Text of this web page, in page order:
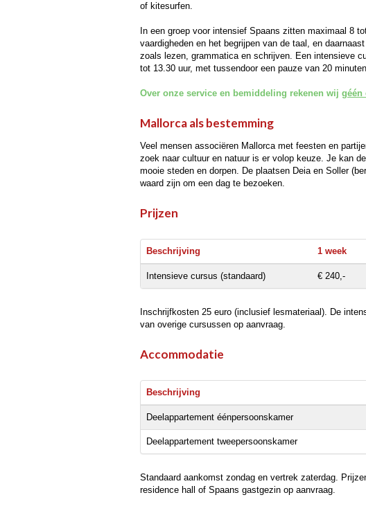
of kitesurfen.
In een groep voor intensief Spaans zitten maximaal 8
vaardigheden en het begrijpen van de taal, en
zoals lezen, grammatica en schrijven. Een intensieve
tot 13.30 uur, met tussendoor een pauze van 20
Over onze service en bemiddeling rekenen wij géén
Mallorca als bestemming
Veel mensen associëren Mallorca met feesten en
zoek naar cultuur en natuur is er volop keuze. Je kan
mooie steden en dorpen. De plaatsen Deia en Soller
waard zijn om een dag te bezoeken.
Prijzen
Beschrijving 1 week
Intensieve cursus (standaard) € 240,-
Inschrijfkosten 25 euro (inclusief lesmateriaal). De
van overige cursussen op aanvraag.
Accommodatie
Beschrijving
Deelappartement éénpersoonskamer
Deelappartement tweepersoonskamer
Standaard aankomst zondag en vertrek zaterdag.
residence hall of Spaans gastgezin op aanvraag.